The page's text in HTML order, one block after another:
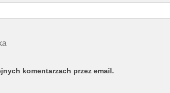
komentarzach przez email.